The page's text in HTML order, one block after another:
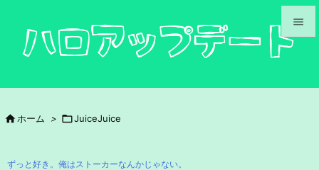



 ホーム > JuiceJuice
ずっと好き。俺はストーカーなんかじゃない。